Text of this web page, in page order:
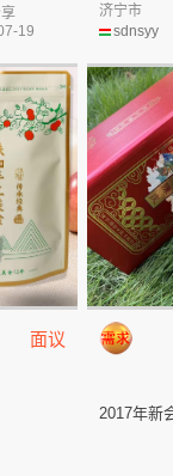
19
sdnsyy
济宁市
面议
2017年新